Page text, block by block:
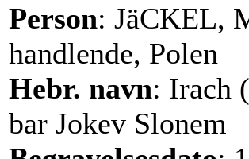
Person: JäCKEL,
handlende, Polen
Hebr. navn: Irach
bar Jokev Slonem